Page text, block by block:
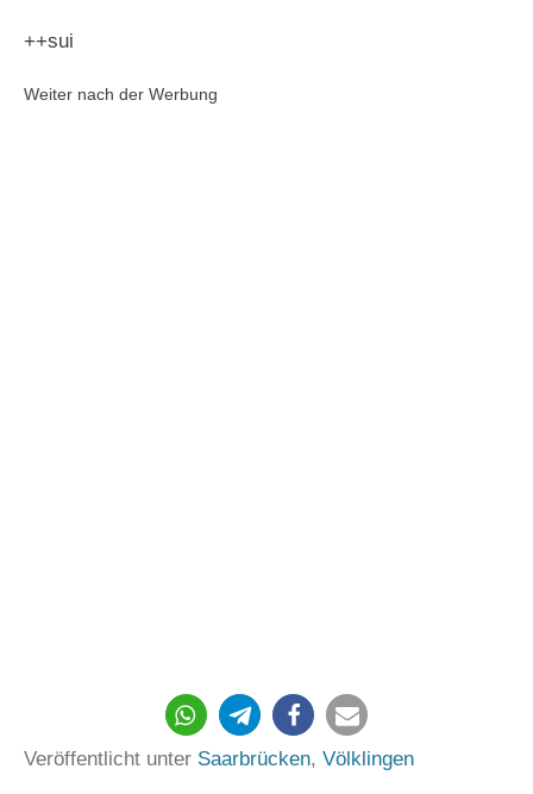
++sui
Weiter nach der Werbung
Veröffentlicht unter Saarbrücken, Völklingen